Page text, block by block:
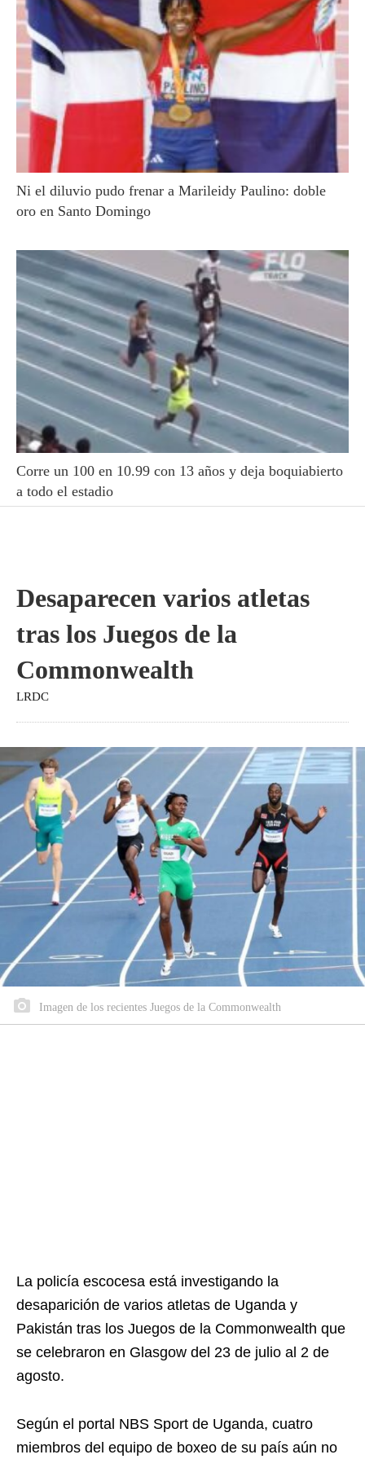
Ni el diluvio pudo frenar a Marileidy Paulino: doble
oro en Santo Domingo
Corre un 100 en 10.99 con 13 años y deja boquiabierto
a todo el estadio